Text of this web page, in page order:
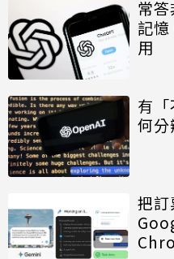
常
記
用
有
何
把訂